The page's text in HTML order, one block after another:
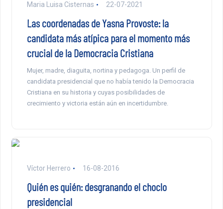
Maria Luisa Cisternas 22-07-2021
Las coordenadas de Yasna Provoste: la
candidata más atípica para el momento más
crucial de la Democracia Cristiana
Mujer, madre, diaguita, nortina y pedagoga. Un perfil de
candidata presidencial que no había tenido la Democracia
Cristiana en su historia y cuyas posibilidades de
crecimiento y victoria están aún en incertidumbre.
Víctor Herrero 16-08-2016
Quién es quién: desgranando el choclo
presidencial